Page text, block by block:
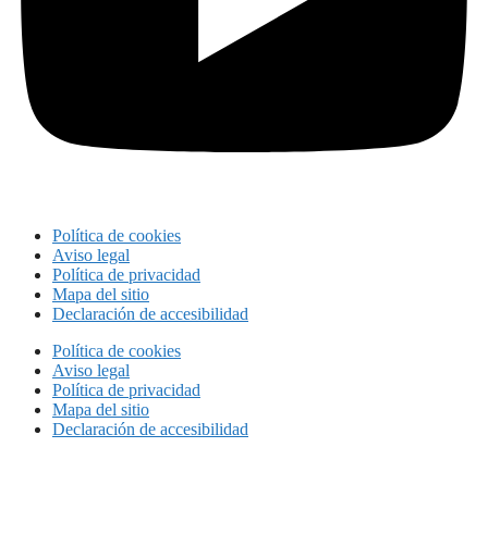
Política de cookies
Aviso legal
Política de privacidad
Mapa del sitio
Declaración de accesibilidad
Política de cookies
Aviso legal
Política de privacidad
Mapa del sitio
Declaración de accesibilidad